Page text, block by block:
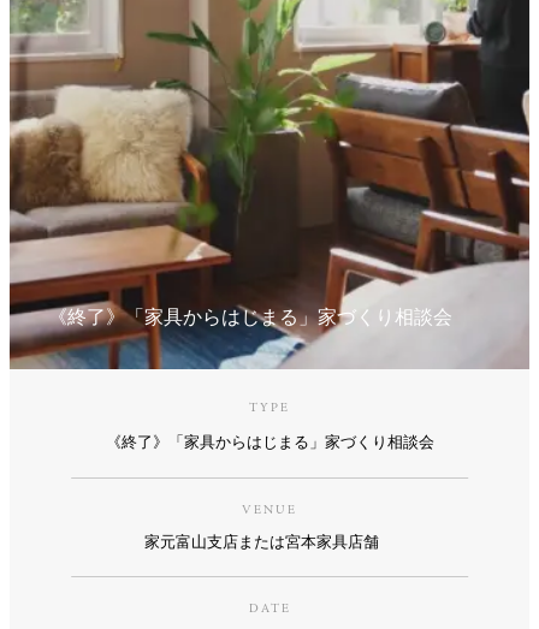
《終了》「家具からはじまる」家づくり相談会
TYPE
《終了》「家具からはじまる」家づくり相談会
VENUE
家元富山支店または宮本家具店舗
DATE